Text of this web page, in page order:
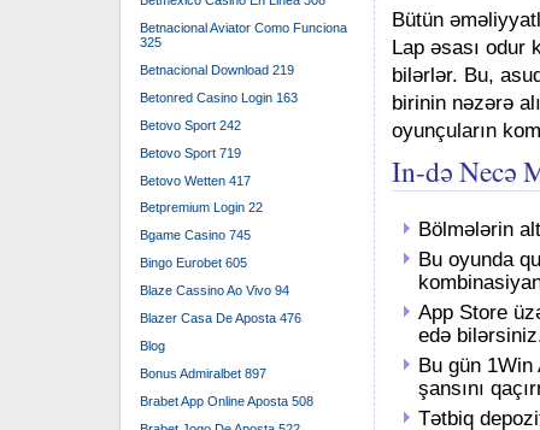
Bütün
Lap əsası odur
bilərlər. Bu,
birinin nəzərə
oyunçuların
In-də Necə
Bölmələrin
Bu oyunda
App Store
edə
Bu gün 1Win
şansını
Tətbiq
Betnacional Aviator Como Funciona
325
Betnacional Download 219
Betonred Casino Login 163
Betovo Sport 242
Betovo Sport 719
Betovo Wetten 417
Betpremium Login 22
Bgame Casino 745
Bingo Eurobet 605
Blaze Cassino Ao Vivo 94
Blazer Casa De Aposta 476
Blog
Bonus Admiralbet 897
Brabet App Online Aposta 508